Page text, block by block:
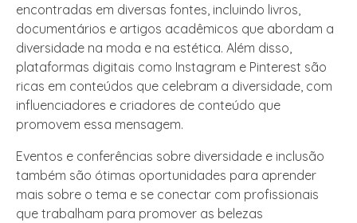
encontradas em diversas fontes, incluindo livros,
documentários e artigos acadêmicos que abordam a
diversidade na moda e na estética. Além disso,
plataformas digitais como Instagram e Pinterest são
ricas em conteúdos que celebram a diversidade, com
influenciadores e criadores de conteúdo que
promovem essa mensagem.
Eventos e conferências sobre diversidade e inclusão
também são ótimas oportunidades para aprender
mais sobre o tema e se conectar com profissionais
que trabalham para promover as belezas